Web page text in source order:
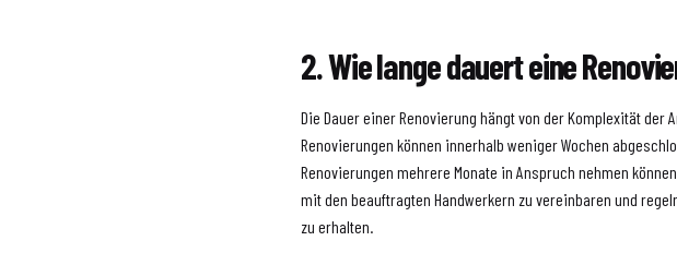
2. Wie lange dauert eine
Die Dauer einer Renovierung hängt von der Komplexität der
Renovierungen können innerhalb weniger Wochen
Renovierungen mehrere Monate in Anspruch nehmen
mit den beauftragten Handwerkern zu vereinbaren und
zu erhalten.